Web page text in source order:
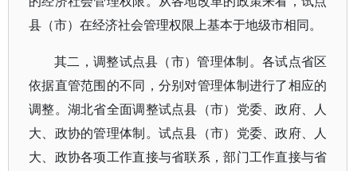
县（市）在经济社会管理权限上基本于地级市相同。
其二，调整试点县（市）管理体制。各试点省区
依据直管范围的不同，分别对管理体制进行了相应的
调整。湖北省全面调整试点县（市）党委、政府、人
大、政协的管理体制。试点县（市）党委、政府、人
大、政协各项工作直接与省联系，部门工作直接与省